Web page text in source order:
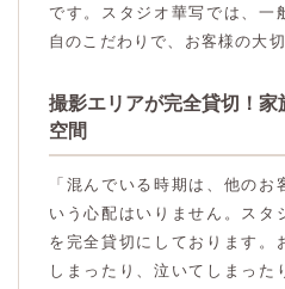
です。スタジオ華写では、一
自のこだわりで、お客様の大
撮影エリアが完全貸切！家
空間
「混んでいる時期は、他のお
いう心配はいりません。スタ
を完全貸切にしております。
しまったり、泣いてしまった